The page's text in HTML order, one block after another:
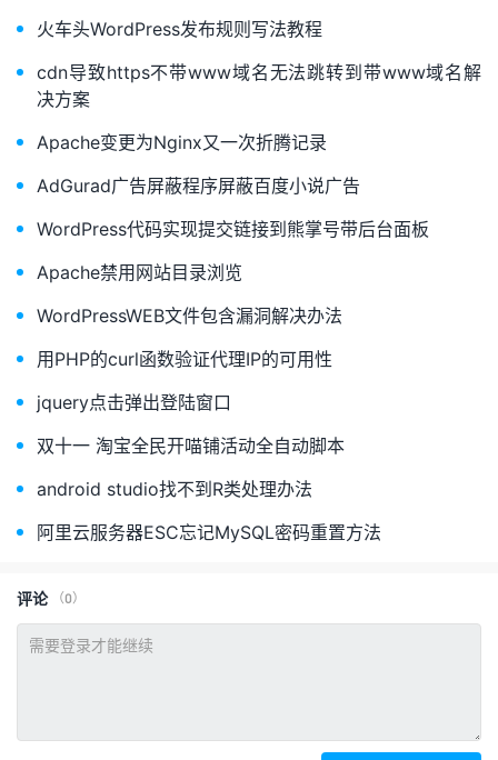
火车头WordPress发布规则写法教程
cdn导致https不带www域名无法跳转到带www域名解
决方案
Apache变更为Nginx又一次折腾记录
AdGurad广告屏蔽程序屏蔽百度小说广告
WordPress代码实现提交链接到熊掌号带后台面板
Apache禁用网站目录浏览
WordPressWEB文件包含漏洞解决办法
用PHP的curl函数验证代理IP的可用性
jquery点击弹出登陆窗口
双十一 淘宝全民开喵铺活动全自动脚本
android studio找不到R类处理办法
阿里云服务器ESC忘记MySQL密码重置方法
评论（0）